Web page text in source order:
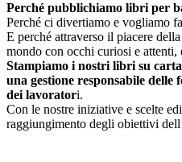
Perché pubblichiamo libri per
Perché ci divertiamo e vogliamo
E perché attraverso il piacere
mondo con occhi curiosi e
Stampiamo i nostri libri su
una gestione responsabile
dei lavoratori.
Con le nostre iniziative e scelte
raggiungimento degli obiettivi